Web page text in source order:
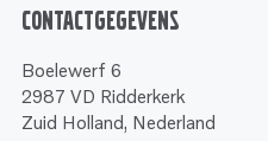
Contactgegevens
Boelewerf 6
2987 VD Ridderkerk
Zuid Holland, Nederland